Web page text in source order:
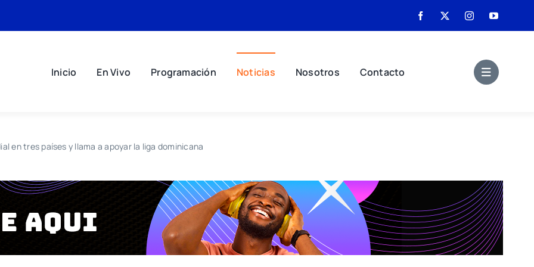
Inicio En Vivo Programación Noticias Nosotros Contacto
en tres países y llama a apoyar la liga dominicana